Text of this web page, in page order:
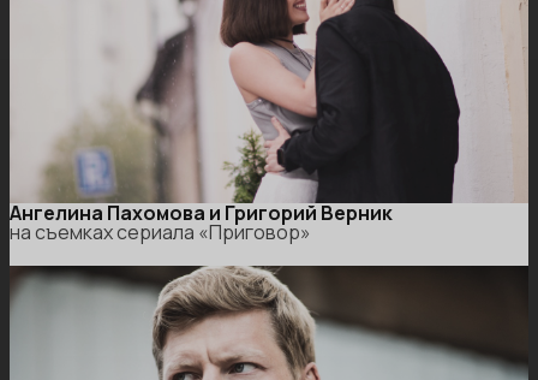
Ангелина Пахомова и Григорий Верник
на съемках сериала «Приговор»